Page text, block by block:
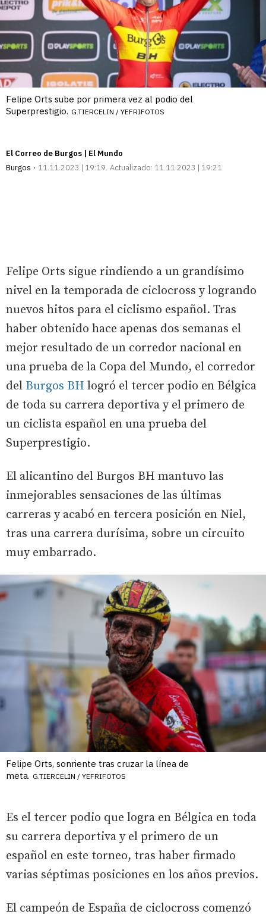
Felipe Orts sube por primera vez al podio del
Superprestigio. G.TIERCELIN / YEFRIFOTOS
El Correo de Burgos | El Mundo
Burgos
11.11.2023 | 19:19 Actualizado: 11.11.2023 | 19:21
Felipe Orts sigue rindiendo a un grandísimo
nivel en la temporada de ciclocross y logrando
nuevos hitos para el ciclismo español. Tras
haber obtenido hace apenas dos semanas el
mejor resultado de un corredor nacional en
una prueba de la Copa del Mundo, el corredor
del Burgos BH logró el tercer podio en Bélgica
de toda su carrera deportiva y el primero de
un ciclista español en una prueba del
Superprestigio.
El alicantino del Burgos BH mantuvo las
inmejorables sensaciones de las últimas
carreras y acabó en tercera posición en Niel,
tras una carrera durísima, sobre un circuito
muy embarrado.
Felipe Orts, sonriente tras cruzar la línea de
meta. G.TIERCELIN / YEFRIFOTOS
Es el tercer podio que logra en Bélgica en toda
su carrera deportiva y el primero de un
español en este torneo, tras haber firmado
varias séptimas posiciones en los años previos.
El campeón de España de ciclocross comenzó